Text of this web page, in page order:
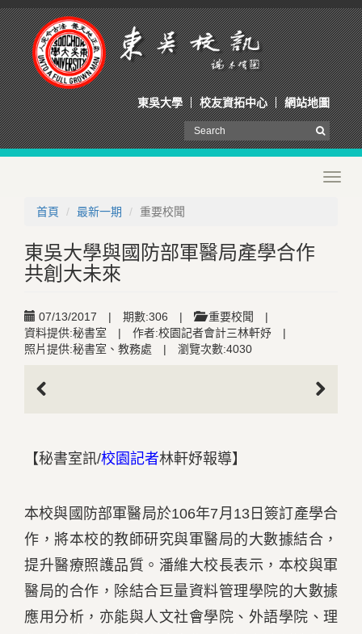
東吳大學 校友資拓中心 網站地圖
首頁
最新一期 重要校聞
東吳大學與國防部軍醫局產學合作
共創大未來
07/13/2017 | 期數:306 | 重要校聞
|
資料提供:秘書室
| 作者:校園記者會計三林軒妤
|
照片提供:秘書室、教務處
| 瀏覽次數:4030
【秘書室訊/校園記者林軒妤報導】
本校與國防部軍醫局於106年7月13日簽訂產學合
作，將本校的教師研究與軍醫局的大數據結合，
提升醫療照護品質。潘維大校長表示，本校與軍
醫局的合作，除結合巨量資料管理學院的大數據
應用分析，亦能與人文社會學院、外語學院、理